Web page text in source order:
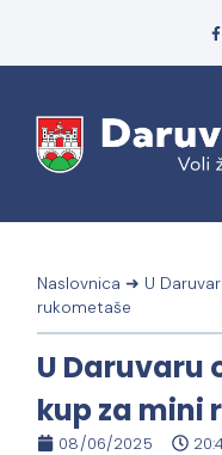
Naslovnica ➜ U
rukometaše
U Daruvaru
kup za mini
08/06/2025